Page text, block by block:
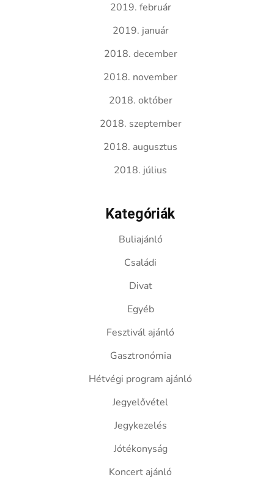
2019. február
2019. január
2018. december
2018. november
2018. október
2018. szeptember
2018. augusztus
2018. július
Kategóriák
Buliajánló
Családi
Divat
Egyéb
Fesztivál ajánló
Gasztronómia
Hétvégi program ajánló
Jegyelővétel
Jegykezelés
Jótékonyság
Koncert ajánló